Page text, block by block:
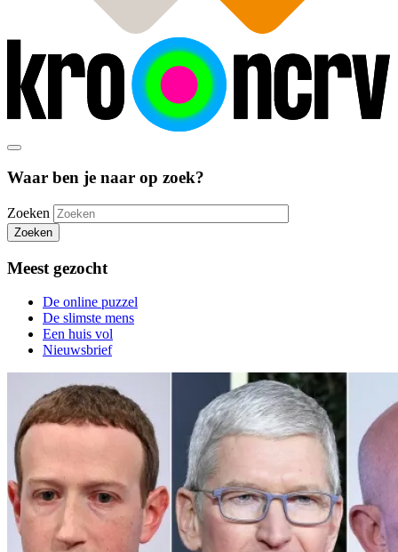
Waar ben je naar op zoek?
Zoeken
Zoeken
Meest gezocht
De online puzzel
De slimste mens
Een huis vol
Nieuwsbrief